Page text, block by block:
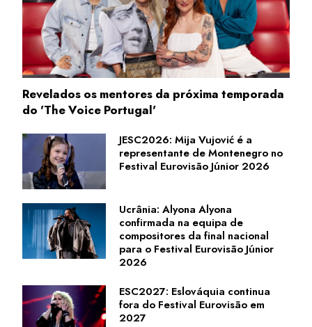
Revelados os mentores da próxima temporada
do 'The Voice Portugal'
JESC2026: Mija Vujović é a
representante de Montenegro no
Festival Eurovisão Júnior 2026
Ucrânia: Alyona Alyona
confirmada na equipa de
compositores da final nacional
para o Festival Eurovisão Júnior
2026
ESC2027: Eslováquia continua
fora do Festival Eurovisão em
2027